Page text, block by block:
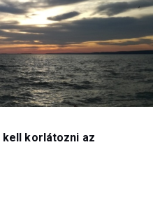
kell korlátozni az